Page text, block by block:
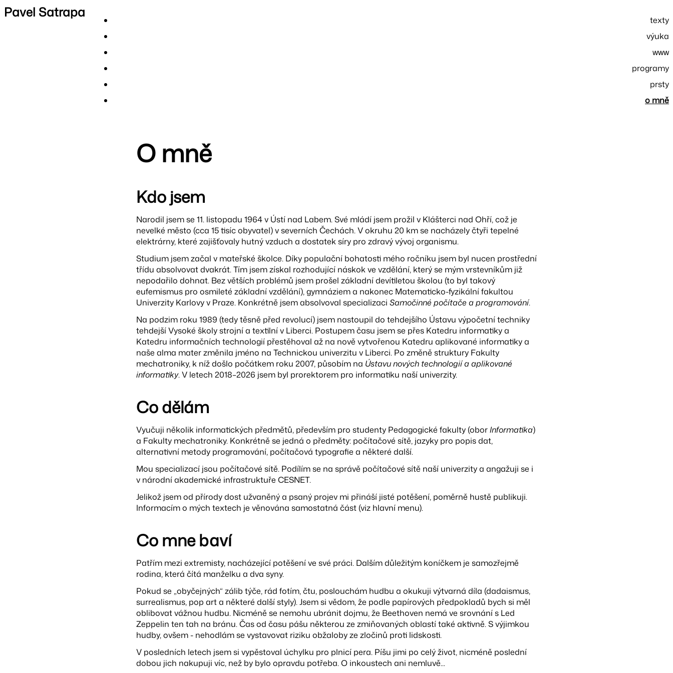
Pavel Satrapa
O mně
Kdo jsem
Narodil jsem se 11. listopadu 1964 v Ústí nad Labem. Své mládí jsem prožil v Klášterci nad Ohří, což je
nevelké město (cca 15 tisíc obyvatel) v severních Čechách. V okruhu 20 km se nacházely čtyři tepelné
elektrárny, které zajišťovaly hutný vzduch a dostatek síry pro zdravý vývoj organismu.
Studium jsem začal v mateřské školce. Díky populační bohatosti mého ročníku jsem byl nucen prostřední
třídu absolvovat dvakrát. Tím jsem získal rozhodující náskok ve vzdělání, který se mým vrstevníkům již
nepodařilo dohnat. Bez větších problémů jsem prošel základní devítiletou školou (to byl takový
eufemismus pro osmileté základní vzdělání), gymnáziem a nakonec Matematicko-fyzikální fakultou
Univerzity Karlovy v Praze. Konkrétně jsem absolvoval specializaci Samočinné počítače a programování.
Na podzim roku 1989 (tedy těsně před revolucí) jsem nastoupil do tehdejšího Ústavu výpočetní techniky
tehdejší Vysoké školy strojní a textilní v Liberci. Postupem času jsem se přes Katedru informatiky a
Katedru informačních technologií přestěhoval až na nově vytvořenou Katedru aplikované informatiky a
naše alma mater změnila jméno na Technickou univerzitu v Liberci. Po změně struktury Fakulty
mechatroniky, k níž došlo počátkem roku 2007, působím na Ústavu nových technologií a aplikované
informatiky. V letech 2018–2026 jsem byl prorektorem pro informatiku naší univerzity.
Co dělám
Vyučuji několik informatických předmětů, především pro studenty Pedagogické fakulty (oborInformatika)
a Fakulty mechatroniky. Konkrétně se jedná o předměty: počítačové sítě, jazyky pro popis dat,
alternativní metody programování, počítačová typografie a některé další.
Mou specializací jsou počítačové sítě. Podílím se na správě počítačové sítě naší univerzity a angažuji se i
v národní akademické infrastruktuře CESNET.
Jelikož jsem od přírody dost užvaněný a psaný projev mi přináší jisté potěšení, poměrně hustě publikuji.
Informacím o mých textech je věnována samostatná část (viz hlavní menu).
Co mne baví
Patřím mezi extremisty, nacházející potěšení ve své práci. Dalším důležitým koníčkem je samozřejmě
rodina, která čítá manželku a dva syny.
Pokud se „obyčejných“ zálib týče, rád fotím, čtu, poslouchám hudbu a okukuji výtvarná díla (dadaismus,
surrealismus, pop art a některé další styly). Jsem si vědom, že podle papírových předpokladů bych si měl
oblibovat vážnou hudbu. Nicméně se nemohu ubránit dojmu, že Beethoven nemá ve srovnání s Led
Zeppelin ten tah na bránu. Čas od času pášu některou ze zmiňovaných oblastí také aktivně. S výjimkou
hudby, ovšem - nehodlám se vystavovat riziku obžaloby ze zločinů proti lidskosti.
V posledních letech jsem si vypěstoval úchylku pro plnicí pera. Píšu jimi po celý život, nicméně poslední
dobou jich nakupuji víc, než by bylo opravdu potřeba. O inkoustech ani nemluvě...
texty
výuka
www
programy
prsty
o mně